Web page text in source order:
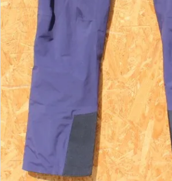
POLICY
INFORMATION
ACCOUNT MENU
ようこそ ゲスト 様
meeting_room ログイン person 新規会員登録